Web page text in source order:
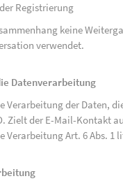
Registrierung
keine
verwendet.
Datenverarbeitung
Verarbeitung der Daten,
Zielt der E-Mail-Kontakt
Verarbeitung Art. 6 Abs. 1